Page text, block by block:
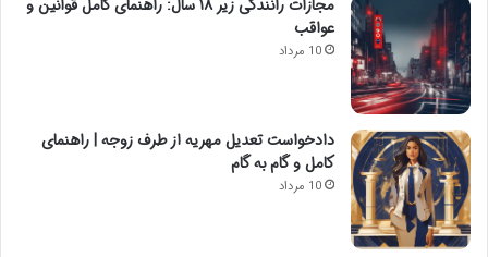
مجازات رانندگی زیر ۱۸ سال: راهنمای کامل قوانین و
عواقب
10 مرداد
دادخواست تعدیل مهریه از طرف زوجه | راهنمای
کامل و گام به گام
10 مرداد